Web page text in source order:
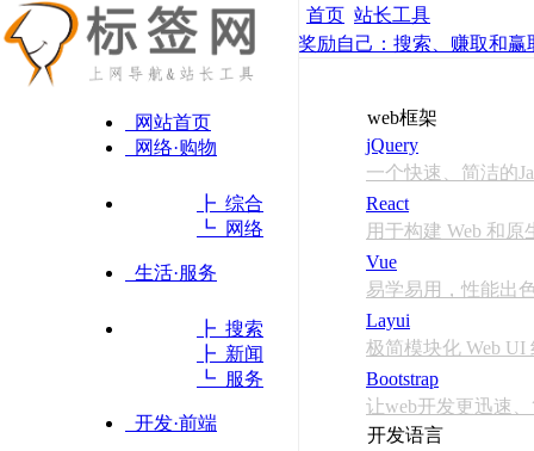
网站首页
网络·购物
┣ 综合
┗ 网络
生活·服务
┣ 搜索
┣ 新闻
┗ 服务
开发·前端
首页 站长工具
奖励自己：搜索、赚取和赢
web框架
jQuery
一个快速、简洁的
React
用于构建 Web 和
Vue
易学易用，性能出
Layui
极简模块化 Web UI
Bootstrap
让web开发更迅速
开发语言